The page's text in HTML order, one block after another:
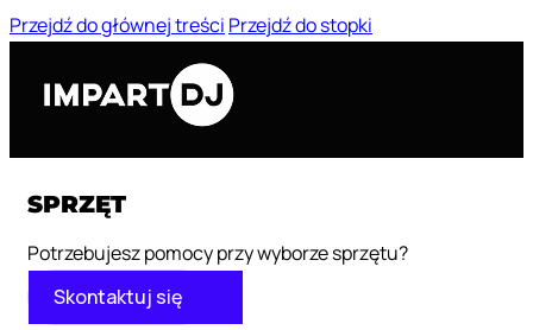
Przejdź do głównej treści Przejdź do stopki
SPRZĘT
Potrzebujesz pomocy przy wyborze sprzętu?
Skontaktuj się